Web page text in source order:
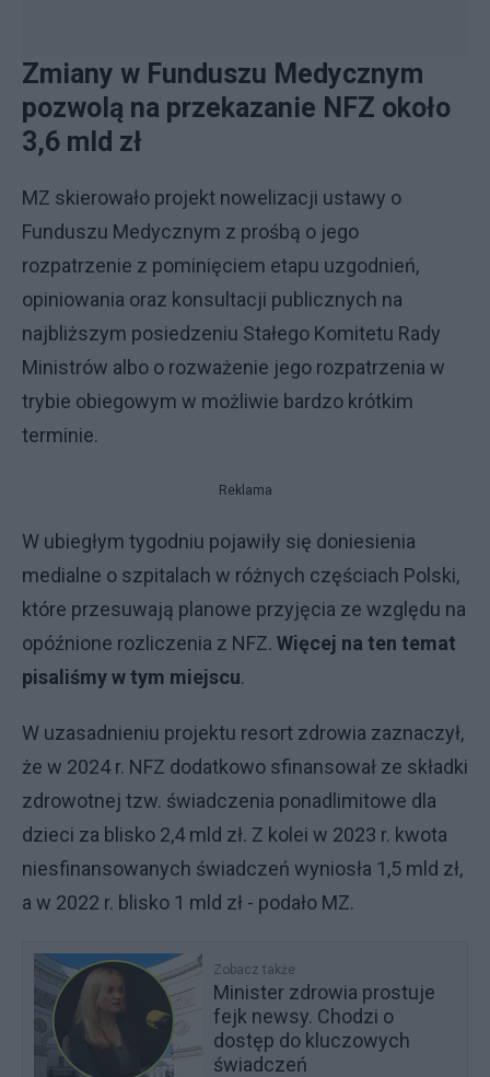
Zmiany w Funduszu Medycznym
pozwolą na przekazanie NFZ około
3,6 mld zł
MZ skierowało projekt nowelizacji ustawy o
Funduszu Medycznym z prośbą o jego
rozpatrzenie z pominięciem etapu uzgodnień,
opiniowania oraz konsultacji publicznych na
najbliższym posiedzeniu Stałego Komitetu Rady
Ministrów albo o rozważenie jego rozpatrzenia w
trybie obiegowym w możliwie bardzo krótkim
terminie.
Reklama
W ubiegłym tygodniu pojawiły się doniesienia
medialne o szpitalach w różnych częściach Polski,
które przesuwają planowe przyjęcia ze względu na
opóźnione rozliczenia z NFZ. Więcej na ten temat
pisaliśmy w tym miejscu.
W uzasadnieniu projektu resort zdrowia zaznaczył,
że w 2024 r. NFZ dodatkowo sfinansował ze składki
zdrowotnej tzw. świadczenia ponadlimitowe dla
dzieci za blisko 2,4 mld zł. Z kolei w 2023 r. kwota
niesfinansowanych świadczeń wyniosła 1,5 mld zł,
a w 2022 r. blisko 1 mld zł - podało MZ.
Zobacz także
Minister zdrowia prostuje
fejk newsy. Chodzi o
dostęp do kluczowych
świadczeń